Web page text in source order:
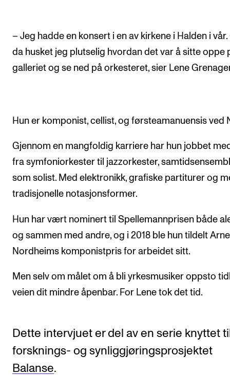
INFO
Om Norges musikkhøgskole
For ansatte og studenter
– Jeg hadde en konsert i en av kirkene i Halden i vår.
da husket jeg plutselig hvordan det var å sitte oppe
galleriet og se ned på orkesteret, sier Lene
Hun er komponist, cellist, og førsteamanuensis ved
Gjennom en mangfoldig karriere har hun jobbet
fra symfoniorkester til jazzorkester,
som solist. Med elektronikk, grafiske partiturer og
tradisjonelle notasjonsformer.
Hun har vært nominert til Spellemannprisen både
og sammen med andre, og i 2018 ble hun tildelt Arne
Nordheims komponistpris for arbeidet sitt.
Men selv om målet om å bli yrkesmusiker oppsto
veien dit mindre åpenbar. For Lene tok det tid.
Dette intervjuet er del av en serie knyttet
forsknings- og synliggjøringsprosjektet
Balanse.